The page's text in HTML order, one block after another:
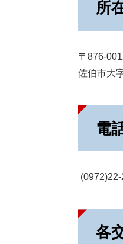
所
〒876-
佐伯市大
電
各